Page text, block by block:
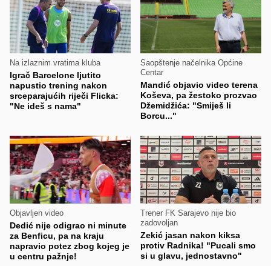
Na izlaznim vratima kluba
Igrač Barcelone ljutito
napustio trening nakon
srceparajućih riječi Flicka:
"Ne ideš s nama"
Saopštenje načelnika Općine
Centar
Mandić objavio video terena
Koševa, pa žestoko prozvao
Džemidžića: "Smiješ li
Borcu..."
Objavljen video
Dedić nije odigrao ni minute
za Benficu, pa na kraju
napravio potez zbog kojeg je
u centru pažnje!
Trener FK Sarajevo nije bio
zadovoljan
Zekić jasan nakon kiksa
protiv Radnika! "Pucali smo
si u glavu, jednostavno"